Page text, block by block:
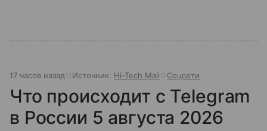
17 часов назад Источник: Hi-Tech Mail Соцсети
Что происходит с Telegram
в России 5 августа 2026